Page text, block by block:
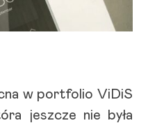
w portfolio ViDiS
jeszcze nie była